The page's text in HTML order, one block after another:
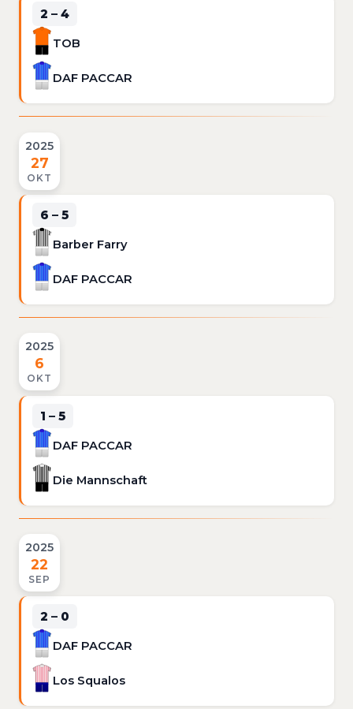
2 – 4
TOB
DAF PACCAR
2025
27
OKT
6 – 5
Barber Farry
DAF PACCAR
2025
6
OKT
1 – 5
DAF PACCAR
Die Mannschaft
2025
22
SEP
2 – 0
DAF PACCAR
Los Squalos